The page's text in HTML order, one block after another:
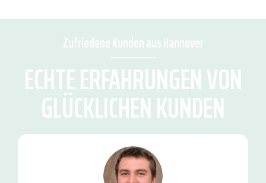
Zufriedene Kunden aus Hannover
ECHTE ERFAHRUNGEN VON
GLÜCKLICHEN KUNDEN